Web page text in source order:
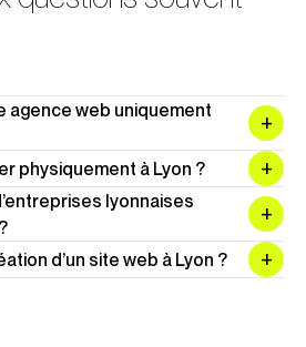
agence web uniquement
physiquement à Lyon ?
lyonnaises
d’un site web à Lyon ?